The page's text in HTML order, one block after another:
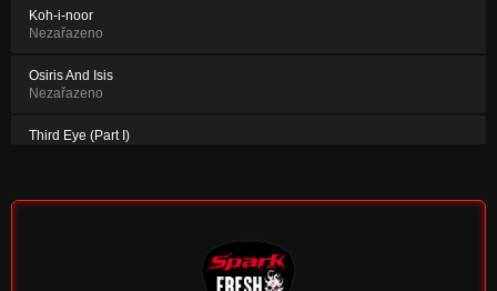
Koh-i-noor
Nezařazeno
Osiris And Isis
Nezařazeno
Third Eye (Part I)